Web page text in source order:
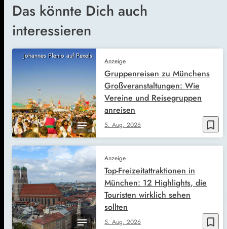
Das könnte Dich auch
interessieren
Johannes Plenio auf Pexels
bookmark_border
Anzeige
5. Aug. 2026
Gruppenreisen zu Münchens
Großveranstaltungen: Wie
Vereine und Reisegruppen
anreisen
bookmark_border
Anzeige
5. Aug. 2026
Top-Freizeitattraktionen in
München: 12 Highlights, die
Touristen wirklich sehen
sollten